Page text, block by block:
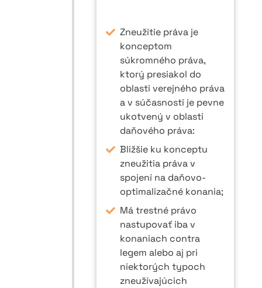
Zneužitie práva je
konceptom
súkromného práva,
ktorý presiakol do
oblasti verejného práva
a v súčasnosti je pevne
ukotvený v oblasti
daňového práva:
Bližšie ku konceptu
zneužitia práva v
spojení na daňovo-
optimalizačné konania;
Má trestné právo
nastupovať iba v
konaniach contra
legem alebo aj pri
niektorých typoch
zneužívajúcich